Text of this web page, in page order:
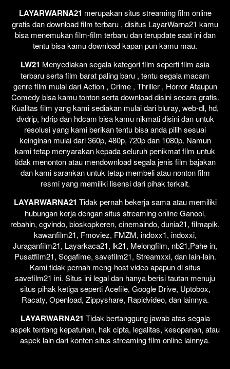
LAYARWARNA21 merupakan situs streaming film online
gratis dan download film terbaru , disitus LayarWarna21 kamu
bisa menemukan film-film terbaru dan terupdate saat ini dan
tentu bisa kamu download kapan pun kamu mau.
LW21 Menyediakan segala kategori film seperti film asia
terbaru serta film barat paling baru , tentu segala macam
genre film mulai dari Action , Crime , Thriller , Horror Ataupun
Comedy bisa kamu tonton serta download disini secara gratis.
Kualitas film yang kami sediakan mulai dari bluray, web-dl, hd,
dvdrip, hdrip dan hdcam bisa kamu nikmati disini dan untuk
resolusi yang kami berikan tentu bisa anda pilih sesuai
keinginan mulai dari 360p, 480p, 720p dan 1080p. Namun
kami tetap menyarakan kepada seluruh penikmat film untuk
tidak menonton atau mendownload segala jenis film bajakan
dan kami sarankan untuk tetap membeli atau nonton film
resmi yang memiliki lisensi dari pihak terkait.
LAYARWARNA21 Tidak pernah bekerja sama atau memiliki
hubungan kerja dengan situs streaming online Ganool,
rebahin, cgvindo, bioskopkeren, cinemaindo, dunia21, filmapik,
kawanfilm21, Fmoviez, FMZM, indoxx1, indoxxi,
Juraganfilm21, Layarkaca21, lk21, Melongfilm, nb21,Pahe in,
Pusatfilm21, Sogafime, savefilm21, Streamxxi, dan lain-lain.
Kami tidak pernah meng-host video apapun di situs
savefilm21 ini. Situs ini legal dan hanya berisi tautan menuju
situs pihak ketiga seperti Acefile, Google Drive, Uptobox,
Racaty, Openload, Zippyshare, Rapidvideo, dan lainnya.
LAYARWARNA21 Tidak bertanggung jawab atas segala
aspek tentang kepatuhan, hak cipta, legalitas, kesopanan, atau
aspek lain dari konten situs streaming film online lainnya.